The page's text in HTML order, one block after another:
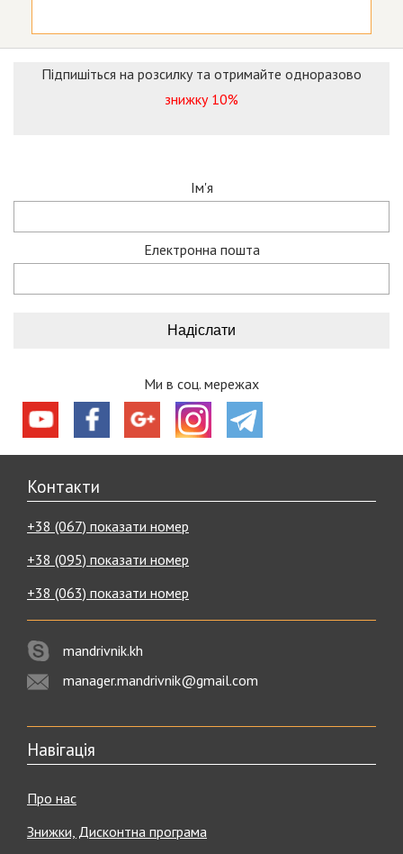
Підпишіться на розсилку та отримайте одноразово
знижку 10%
Ім'я
Електронна пошта
Ми в соц. мережах
Контакти
+38 (067) показати номер
+38 (095) показати номер
+38 (063) показати номер
mandrivnik.kh
manager.mandrivnik@gmail.com
Навігація
Про нас
Знижки, Дисконтна програма